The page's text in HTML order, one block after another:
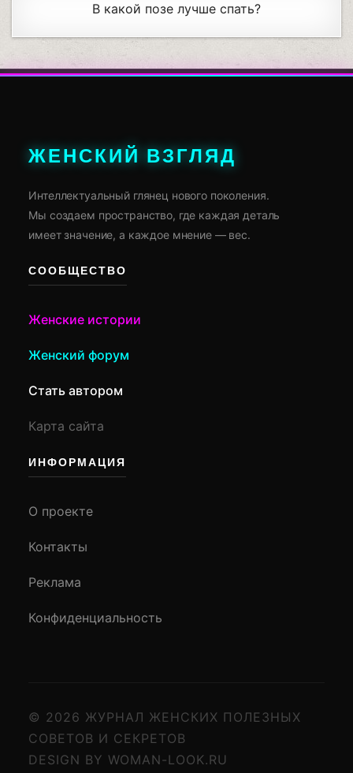
В какой позе лучше спать?
ЖЕНСКИЙ ВЗГЛЯД
Интеллектуальный глянец нового поколения.
Мы создаем пространство, где каждая деталь
имеет значение, а каждое мнение — вес.
СООБЩЕСТВО
Женские истории
Женский форум
Стать автором
Карта сайта
ИНФОРМАЦИЯ
О проекте
Контакты
Реклама
Конфиденциальность
© 2026 ЖУРНАЛ ЖЕНСКИХ ПОЛЕЗНЫХ
СОВЕТОВ И СЕКРЕТОВ
DESIGN BY WOMAN-LOOK.RU